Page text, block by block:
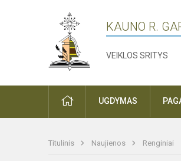
KAUNO R.
VEIKLOS SRITYS
PRADŽIAUGDYMAS
Titulinis Naujienos Renginiai